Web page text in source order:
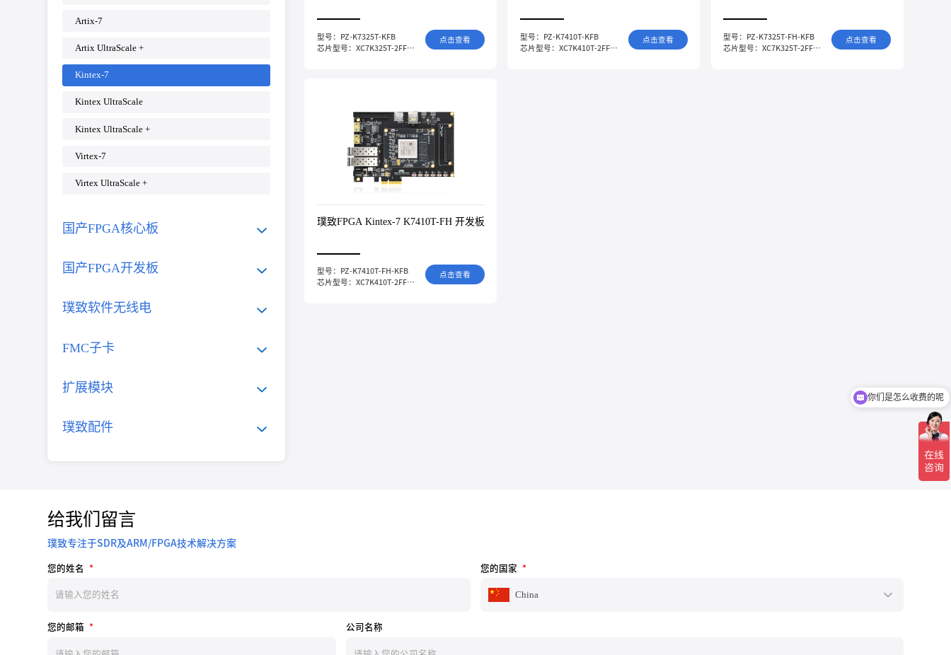
Artix-7
Artix UltraScale +
Kintex-7
Kintex UltraScale
Kintex UltraScale +
Virtex-7
Virtex UltraScale +
国产FPGA核心板
国产FPGA开发板
璞致软件无线电
FMC子卡
扩展模块
璞致配件
型号：PZ-K7325T-KFB
芯片型号：XC7K325T-2FFG900I
点击查看
型号：PZ-K7410T-KFB
芯片型号：XC7K410T-2FFG900I
点击查看
型号：PZ-K7325T-FH-KFB
芯片型号：XC7K325T-2FFG900I
点击查看
璞致FPGA Kintex-7 K7410T-FH 开发板
型号：PZ-K7410T-FH-KFB
芯片型号：XC7K410T-2FFG900I
点击查看
给我们留言
璞致专注于SDR及ARM/FPGA技术解决方案
您的姓名 * 您的国家 *
China
您的邮箱 * 公司名称
你们是怎么收费的呢